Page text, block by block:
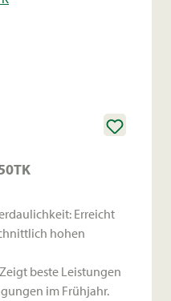
Erreicht
hohen
beste Leistungen
im Frühjahr.